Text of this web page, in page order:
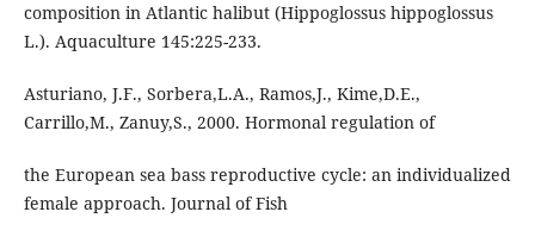
composition in Atlantic halibut (Hippoglossus hippoglossus
L.). Aquaculture 145:225-233.
Asturiano, J.F., Sorbera,L.A., Ramos,J., Kime,D.E.,
Carrillo,M., Zanuy,S., 2000. Hormonal regulation of
the European sea bass reproductive cycle: an individualized
female approach. Journal of Fish